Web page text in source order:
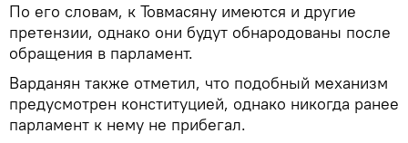
По его словам, к Товмасяну имеются и другие
претензии, однако они будут обнародованы после
обращения в парламент.
Варданян также отметил, что подобный механизм
предусмотрен конституцией, однако никогда ранее
парламент к нему не прибегал.